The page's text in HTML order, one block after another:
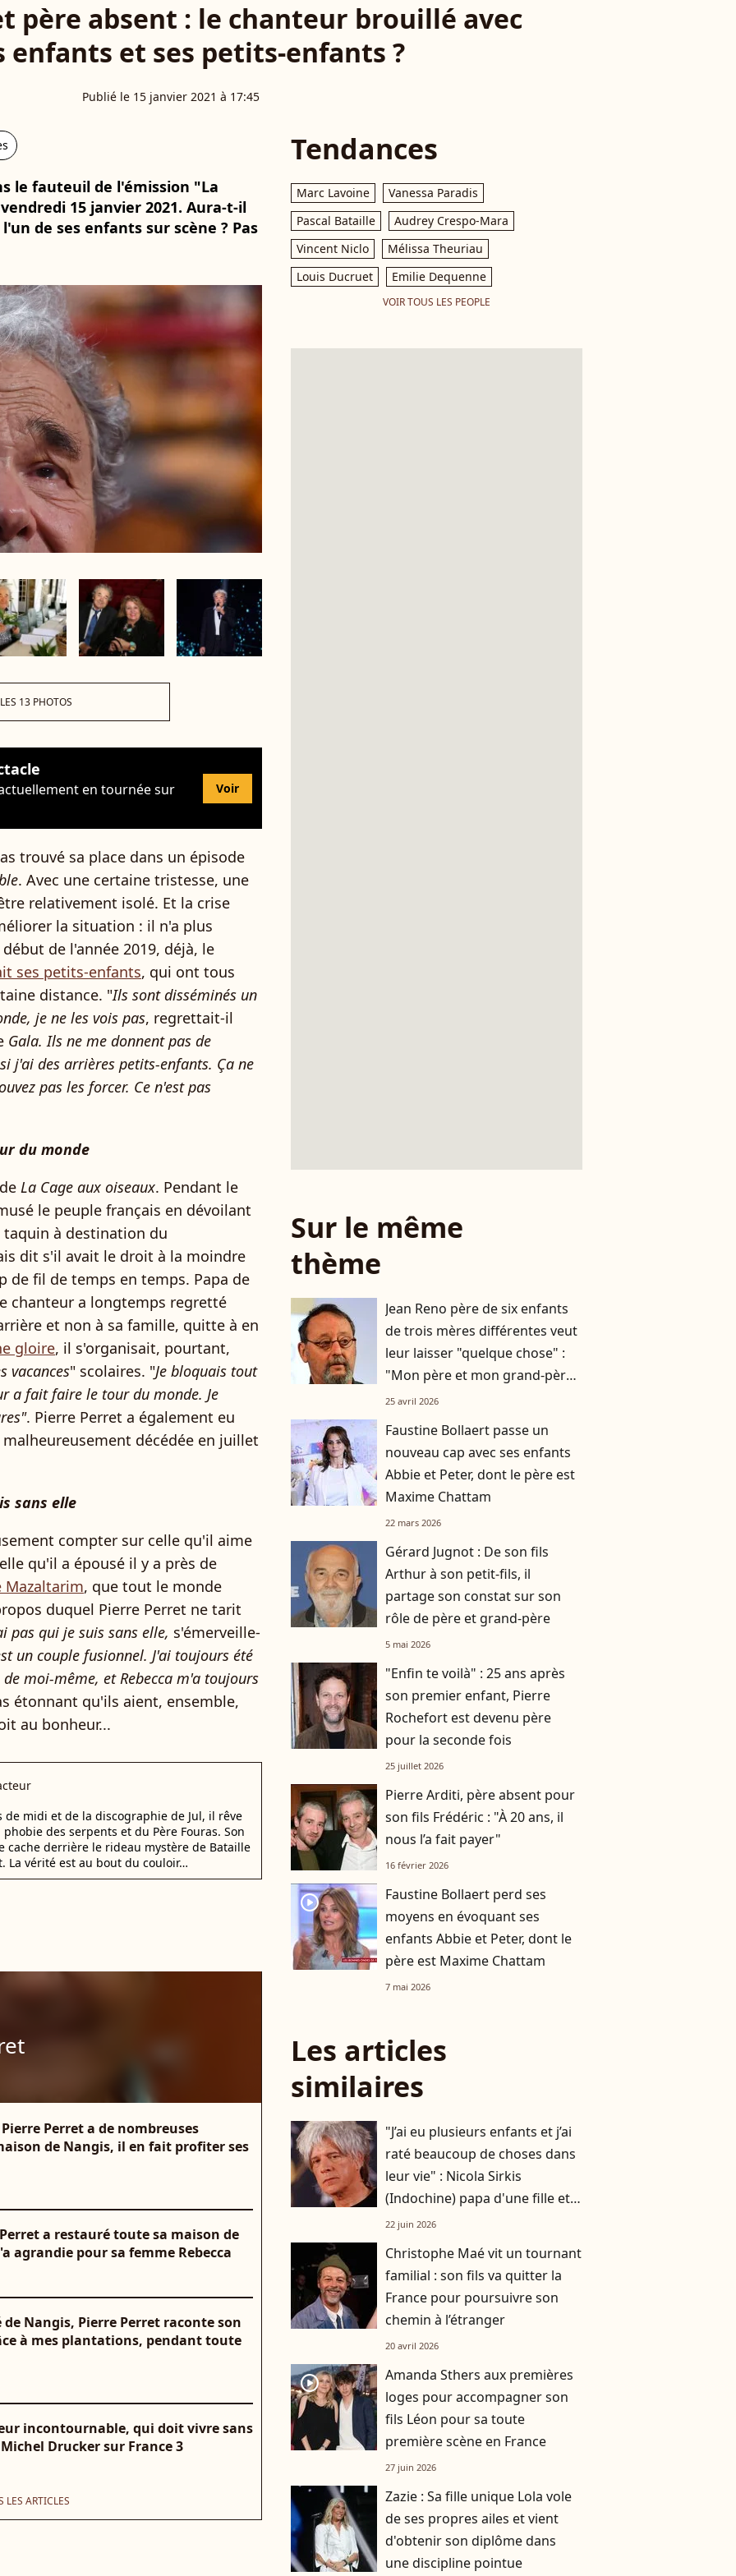
père absent : le chanteur brouillé avec
enfants et ses petits-enfants ?
Publié le 15 janvier 2021 à 17:45
le fauteuil de l'émission "La
15 janvier 2021. Aura-t-il
de ses enfants sur scène ? Pas
13 PHOTOS
en tournée sur Voir
trouvé sa place dans un épisode
. Avec une certaine tristesse, une
relativement isolé. Et la crise
la situation : il n'a plus
de l'année 2019, déjà, le
ses petits-enfants, qui ont tous
distance. "Ils sont disséminés un
je ne les vois pas, regrettait-il
Gala. Ils ne me donnent pas de
j'ai des arrières petits-enfants. Ça ne
pas les forcer. Ce n'est pas
du monde
La Cage aux oiseaux. Pendant le
le peuple français en dévoilant
à destination du
dit s'il avait le droit à la moindre
de fil de temps en temps. Papa de
chanteur a longtemps regretté
et non à sa famille, quitte à en
gloire, il s'organisait, pourtant,
vacances" scolaires. "Je bloquais tout
a fait faire le tour du monde. Je
. Pierre Perret a également eu
décédée en juillet
sans elle
compter sur celle qu'il aime
qu'il a épousé il y a près de
Mazaltarim, que tout le monde
duquel Pierre Perret ne tarit
pas qui je suis sans elle, s'émerveille-
un couple fusionnel. J'ai toujours été
moi-même, et Rebecca m'a toujours
étonnant qu'ils aient, ensemble,
au bonheur...
de midi et de la discographie de Jul, il rêve
des serpents et du Père Fouras. Son
cache derrière le rideau mystère de Bataille
La vérité est au bout du couloir…
Perret a de nombreuses
de Nangis, il en fait profiter ses
a restauré toute sa maison de
agrandie pour sa femme Rebecca
Nangis, Pierre Perret raconte son
à mes plantations, pendant toute
incontournable, qui doit vivre sans
Drucker sur France 3
LES ARTICLES
Tendances
Marc Lavoine
Vanessa Paradis
Pascal Bataille
Audrey Crespo-Mara
Vincent Niclo
Mélissa Theuriau
Louis Ducruet
Emilie Dequenne
VOIR TOUS LES PEOPLE
Sur le même
thème
Jean Reno père de six enfants
de trois mères différentes veut
leur laisser "quelque chose" :
"Mon père et mon grand-père
ne m’ont rien laissé"
25 avril 2026
Faustine Bollaert passe un
nouveau cap avec ses enfants
Abbie et Peter, dont le père est
Maxime Chattam
22 mars 2026
Gérard Jugnot : De son fils
Arthur à son petit-fils, il
partage son constat sur son
rôle de père et grand-père
5 mai 2026
"Enfin te voilà" : 25 ans après
son premier enfant, Pierre
Rochefort est devenu père
pour la seconde fois
25 juillet 2026
Pierre Arditi, père absent pour
son fils Frédéric : "À 20 ans, il
nous l’a fait payer"
16 février 2026
player2
Faustine Bollaert perd ses
moyens en évoquant ses
enfants Abbie et Peter, dont le
père est Maxime Chattam
7 mai 2026
Les articles
similaires
"J’ai eu plusieurs enfants et j’ai
raté beaucoup de choses dans
leur vie" : Nicola Sirkis
(Indochine) papa d'une fille et
de deux garçons
22 juin 2026
Christophe Maé vit un tournant
familial : son fils va quitter la
France pour poursuivre son
chemin à l’étranger
20 avril 2026
player2
Amanda Sthers aux premières
loges pour accompagner son
fils Léon pour sa toute
première scène en France
27 juin 2026
Zazie : Sa fille unique Lola vole
de ses propres ailes et vient
d'obtenir son diplôme dans
une discipline pointue